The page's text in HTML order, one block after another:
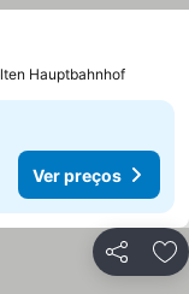
Hauptbahnhof
Ver preços
Partilhar